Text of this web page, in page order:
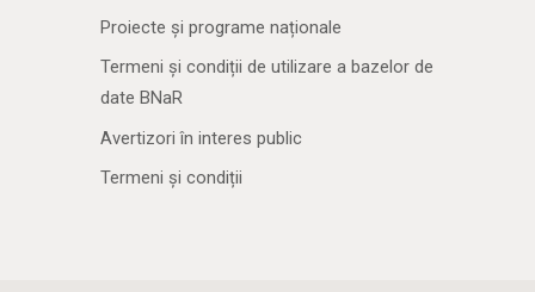
Proiecte și programe naționale
Termeni și condiții de utilizare a bazelor de
date BNaR
Avertizori în interes public
Termeni și condiții